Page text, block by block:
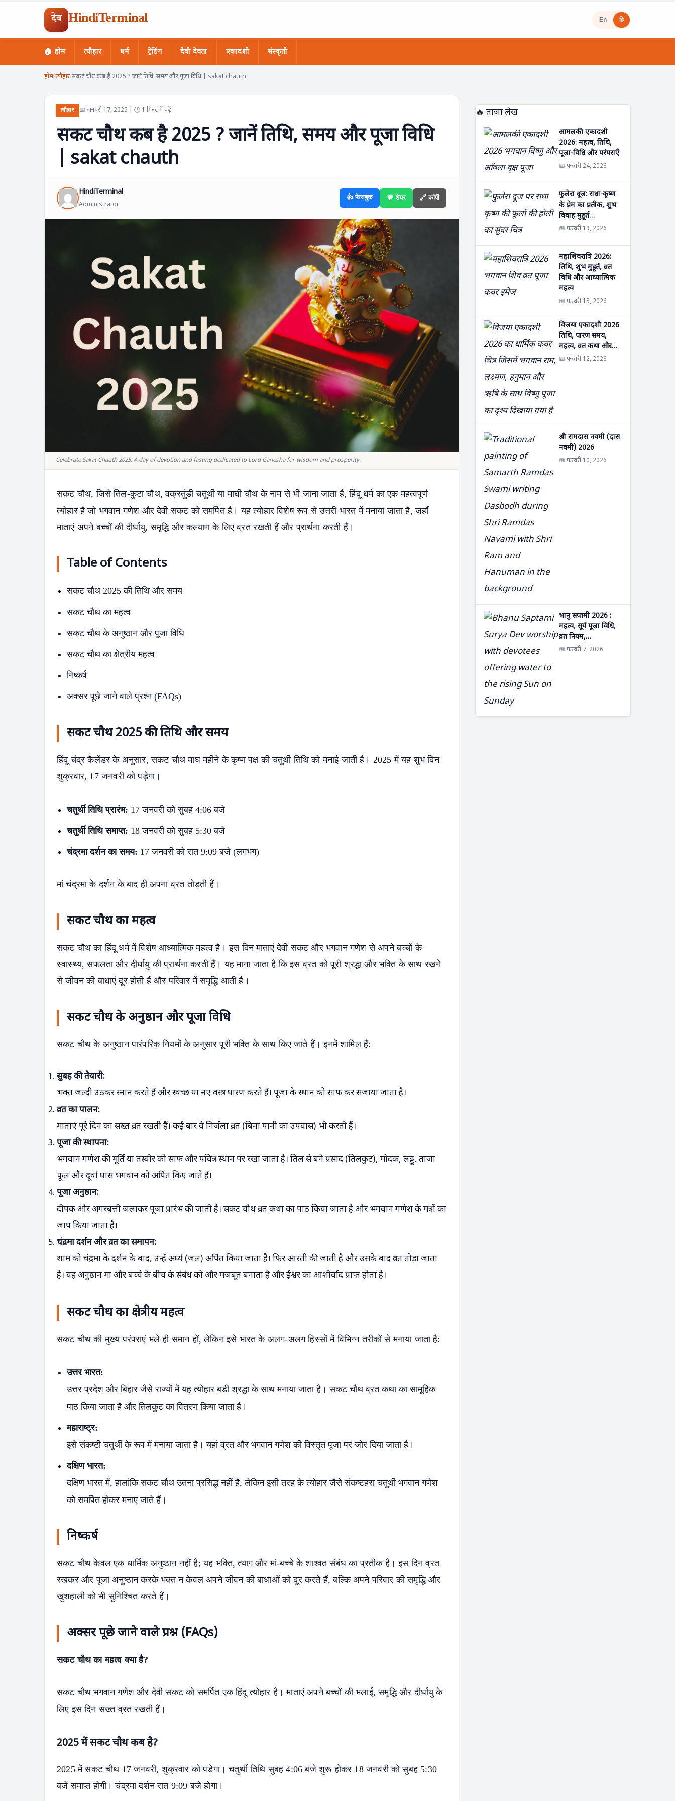
देव HindiTerminal En हि
🏠 होम त्यौहार धर्म ट्रेंडिंग देवी देवता एकादशी संस्कृती
होम›त्यौहार›सकट चौथ कब है 2025 ? जानें तिथि, समय और पूजा विधि | sakat chauth
त्यौहार 📅 जनवरी 17, 2025 | 🕐 1 मिनट में पढ़ें
सकट चौथ कब है 2025 ? जानें तिथि, समय और पूजा विधि
| sakat chauth
HindiTerminal
Administrator
👍 फेसबुक 💬 शेयर 🔗 कॉपी
Celebrate Sakat Chauth 2025: A day of devotion and fasting dedicated to Lord Ganesha for wisdom and prosperity.
सकट चौथ, जिसे तिल-कुटा चौथ, वक्रतुंडी चतुर्थी या माघी चौथ के नाम से भी जाना जाता है, हिंदू धर्म का एक महत्वपूर्ण
त्योहार है जो भगवान गणेश और देवी सकट को समर्पित है। यह त्योहार विशेष रूप से उत्तरी भारत में मनाया जाता है, जहाँ
माताएं अपने बच्चों की दीर्घायु, समृद्धि और कल्याण के लिए व्रत रखती हैं और प्रार्थना करती हैं।
Table of Contents
सकट चौथ 2025 की तिथि और समय
सकट चौथ का महत्व
सकट चौथ के अनुष्ठान और पूजा विधि
सकट चौथ का क्षेत्रीय महत्व
निष्कर्ष
अक्सर पूछे जाने वाले प्रश्न (FAQs)
सकट चौथ 2025 की तिथि और समय
हिंदू चंद्र कैलेंडर के अनुसार, सकट चौथ माघ महीने के कृष्ण पक्ष की चतुर्थी तिथि को मनाई जाती है। 2025 में यह शुभ दिन
शुक्रवार, 17 जनवरी को पड़ेगा।
चतुर्थी तिथि प्रारंभ: 17 जनवरी को सुबह 4:06 बजे
चतुर्थी तिथि समाप्त: 18 जनवरी को सुबह 5:30 बजे
चंद्रमा दर्शन का समय: 17 जनवरी को रात 9:09 बजे (लगभग)
मां चंद्रमा के दर्शन के बाद ही अपना व्रत तोड़ती हैं।
सकट चौथ का महत्व
सकट चौथ का हिंदू धर्म में विशेष आध्यात्मिक महत्व है। इस दिन माताएं देवी सकट और भगवान गणेश से अपने बच्चों के
स्वास्थ्य, सफलता और दीर्घायु की प्रार्थना करती हैं। यह माना जाता है कि इस व्रत को पूरी श्रद्धा और भक्ति के साथ रखने
से जीवन की बाधाएं दूर होती हैं और परिवार में समृद्धि आती है।
सकट चौथ के अनुष्ठान और पूजा विधि
सकट चौथ के अनुष्ठान पारंपरिक नियमों के अनुसार पूरी भक्ति के साथ किए जाते हैं। इनमें शामिल हैं:
सुबह की तैयारी:
भक्त जल्दी उठकर स्नान करते हैं और स्वच्छ या नए वस्त्र धारण करते हैं। पूजा के स्थान को साफ कर सजाया जाता है।
व्रत का पालन:
माताएं पूरे दिन का सख्त व्रत रखती हैं। कई बार वे निर्जला व्रत (बिना पानी का उपवास) भी करती हैं।
पूजा की स्थापना:
भगवान गणेश की मूर्ति या तस्वीर को साफ और पवित्र स्थान पर रखा जाता है। तिल से बने प्रसाद (तिलकुट), मोदक, लड्डू, ताजा
फूल और दूर्वा घास भगवान को अर्पित किए जाते हैं।
पूजा अनुष्ठान:
दीपक और अगरबत्ती जलाकर पूजा प्रारंभ की जाती है। सकट चौथ व्रत कथा का पाठ किया जाता है और भगवान गणेश के मंत्रों का
जाप किया जाता है।
चंद्रमा दर्शन और व्रत का समापन:
शाम को चंद्रमा के दर्शन के बाद, उन्हें अर्घ्य (जल) अर्पित किया जाता है। फिर आरती की जाती है और उसके बाद व्रत तोड़ा जाता
है। यह अनुष्ठान मां और बच्चे के बीच के संबंध को और मजबूत बनाता है और ईश्वर का आशीर्वाद प्राप्त होता है।
सकट चौथ का क्षेत्रीय महत्व
सकट चौथ की मुख्य परंपराएं भले ही समान हों, लेकिन इसे भारत के अलग-अलग हिस्सों में विभिन्न तरीकों से मनाया जाता है:
उत्तर भारत:
उत्तर प्रदेश और बिहार जैसे राज्यों में यह त्योहार बड़ी श्रद्धा के साथ मनाया जाता है। सकट चौथ व्रत कथा का सामूहिक
पाठ किया जाता है और तिलकुट का वितरण किया जाता है।
महाराष्ट्र:
इसे संकष्टी चतुर्थी के रूप में मनाया जाता है। यहां व्रत और भगवान गणेश की विस्तृत पूजा पर जोर दिया जाता है।
दक्षिण भारत:
दक्षिण भारत में, हालांकि सकट चौथ उतना प्रसिद्ध नहीं है, लेकिन इसी तरह के त्योहार जैसे संकष्टहरा चतुर्थी भगवान गणेश
को समर्पित होकर मनाए जाते हैं।
निष्कर्ष
सकट चौथ केवल एक धार्मिक अनुष्ठान नहीं है; यह भक्ति, त्याग और मां-बच्चे के शाश्वत संबंध का प्रतीक है। इस दिन व्रत
रखकर और पूजा अनुष्ठान करके भक्त न केवल अपने जीवन की बाधाओं को दूर करते हैं, बल्कि अपने परिवार की समृद्धि और
खुशहाली को भी सुनिश्चित करते हैं।
अक्सर पूछे जाने वाले प्रश्न (FAQs)
सकट चौथ का महत्व क्या है?
सकट चौथ भगवान गणेश और देवी सकट को समर्पित एक हिंदू त्योहार है। माताएं अपने बच्चों की भलाई, समृद्धि और दीर्घायु के
लिए इस दिन सख्त व्रत रखती हैं।
2025 में सकट चौथ कब है?
2025 में सकट चौथ 17 जनवरी, शुक्रवार को पड़ेगा। चतुर्थी तिथि सुबह 4:06 बजे शुरू होकर 18 जनवरी को सुबह 5:30
बजे समाप्त होगी। चंद्रमा दर्शन रात 9:09 बजे होगा।
🔥 ताज़ा लेख
आमलकी एकादशी
2026: महत्व, तिथि,
पूजा-विधि और परंपराएँ
📅 फ़रवरी 24, 2026
फुलेरा दूज: राधा-कृष्ण
के प्रेम का प्रतीक, शुभ
विवाह मुहूर्त…
📅 फ़रवरी 19, 2026
महाशिवरात्रि 2026:
तिथि, शुभ मुहूर्त, व्रत
विधि और आध्यात्मिक
महत्व
📅 फ़रवरी 15, 2026
विजया एकादशी 2026
तिथि, पारण समय,
महत्व, व्रत कथा और…
📅 फ़रवरी 12, 2026
श्री रामदास नवमी (दास
नवमी) 2026
📅 फ़रवरी 10, 2026
भानु सप्तमी 2026 :
महत्व, सूर्य पूजा विधि,
व्रत नियम,…
📅 फ़रवरी 7, 2026